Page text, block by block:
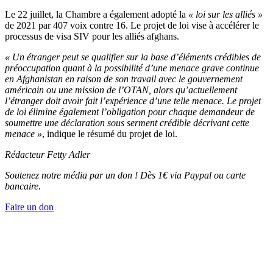
Le 22 juillet, la Chambre a également adopté la « loi sur les alliés »
de 2021 par 407 voix contre 16. Le projet de loi vise à accélérer le
processus de visa SIV pour les alliés afghans.
« Un étranger peut se qualifier sur la base d’éléments crédibles de
préoccupation quant à la possibilité d’une menace grave continue
en Afghanistan en raison de son travail avec le gouvernement
américain ou une mission de l’OTAN, alors qu’actuellement
l’étranger doit avoir fait l’expérience d’une telle menace. Le projet
de loi élimine également l’obligation pour chaque demandeur de
soumettre une déclaration sous serment crédible décrivant cette
menace », indique le résumé du projet de loi.
Rédacteur Fetty Adler
Soutenez notre média par un don ! Dès 1€ via Paypal ou carte
bancaire.
Faire un don